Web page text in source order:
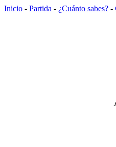
Inicio - Partida - ¿Cuánto sabes? -